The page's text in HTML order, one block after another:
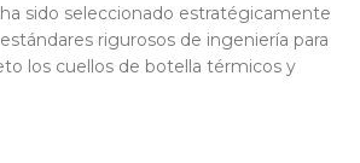
sido seleccionado estratégicamente
rigurosos de ingeniería para
los cuellos de botella térmicos y